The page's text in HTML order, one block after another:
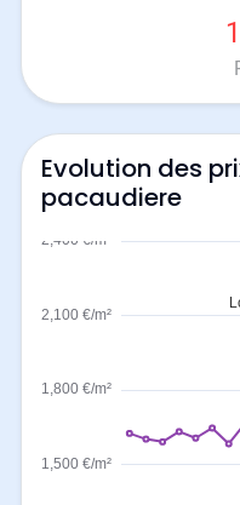
Evolution des
pacaudiere